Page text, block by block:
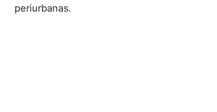
periurbanas.